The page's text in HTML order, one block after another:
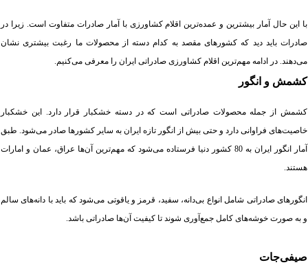
با این حال آمار بیشترین و عمده‌ترین اقلام کشاورزی با آمار صادرات متفاوت است. زیرا در
صادرات باید دید که کشورهای مقصد به کدام دسته از محصولات ما رغبت بیشتری نشان
می‌دهند. در ادامه مهم‌ترین اقلام کشاورزی صادراتی ایران را معرفی می‌کنیم.
کشمش و انگور
کشمش از جمله محصولات صادراتی است که در دسته خشکبار قرار دارد. این خشکبار
خاصیت‌های فراوانی دارد و حتی بیش از انگور تازه ایران به سایر کشورها صادر می‌شود. طبق
آمار انگور ایران به 80 کشور دنیا فرستاده می‌شود که مهم‌ترین آن‌ها عراق، عمان و امارات
هستند.
انگورهای صادراتی شامل انواع بی‌دانه، سفید، قرمز و یاقوتی می‌شود که باید با دانه‌های سالم
و به صورت خوشه‌های کامل جمع‌آوری شوند تا کیفیت آن‌ها صادراتی باشد.
صیفی‌جات